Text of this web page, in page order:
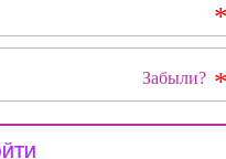
Забыли?